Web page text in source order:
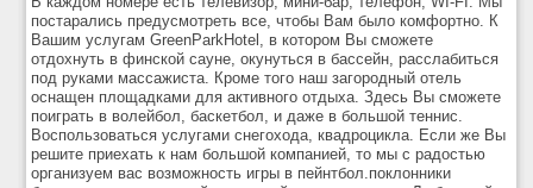
постарались предусмотреть все, чтобы Вам было комфортно. К
Вашим услугам GreenParkHotel, в котором Вы сможете
отдохнуть в финской сауне, окунуться в бассейн, расслабиться
под руками массажиста. Кроме того наш загородный отель
оснащен площадками для активного отдыха. Здесь Вы сможете
поиграть в волейбол, баскетбол, и даже в большой теннис.
Воспользоваться услугами снегохода, квадроцикла. Если же Вы
решите приехать к нам большой компанией, то мы с радостью
организуем вас возможность игры в пейнтбол.поклонники